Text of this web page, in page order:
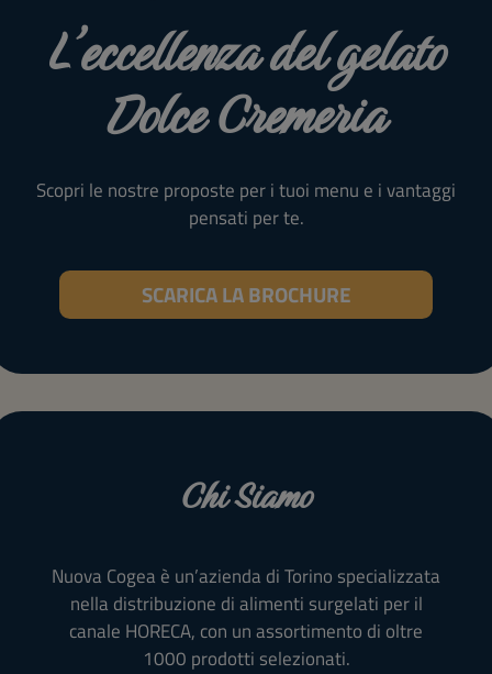
L’eccellenza del gelato
Dolce Cremeria
Scopri le nostre proposte per i tuoi menu e i vantaggi
pensati per te.
SCARICA LA BROCHURE
Chi Siamo
Nuova Cogea è un’azienda di Torino specializzata
nella distribuzione di alimenti surgelati per il
canale HORECA, con un assortimento di oltre
1000 prodotti selezionati.